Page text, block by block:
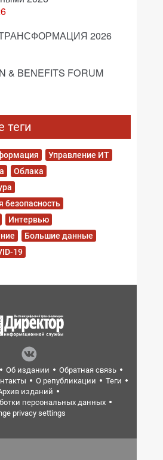
ТРАНСФОРМАЦИЯ 2026
& BENEFITS FORUM
теги
Управление ИТ
Облака
Интервью
Большие данные
19
Об издании
Обратная связь
О републикации
Теги
изданий
персональных данных
privacy settings